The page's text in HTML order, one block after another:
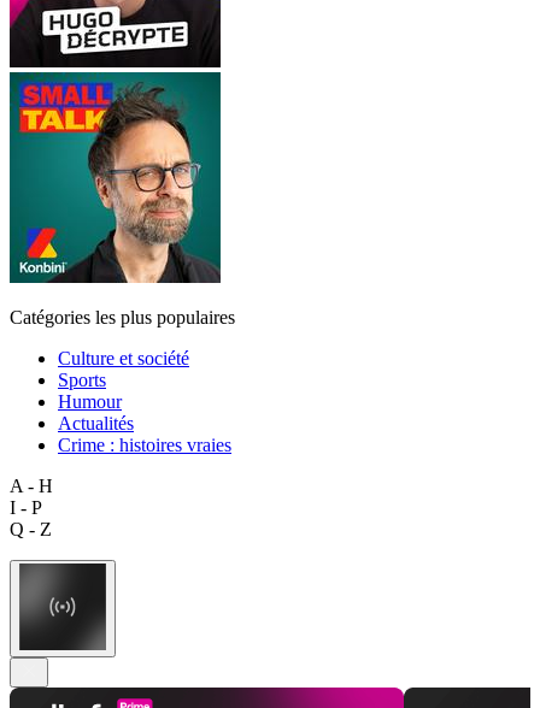
Catégories les plus populaires
Culture et société
Sports
Humour
Actualités
Crime : histoires vraies
A - H
I - P
Q - Z